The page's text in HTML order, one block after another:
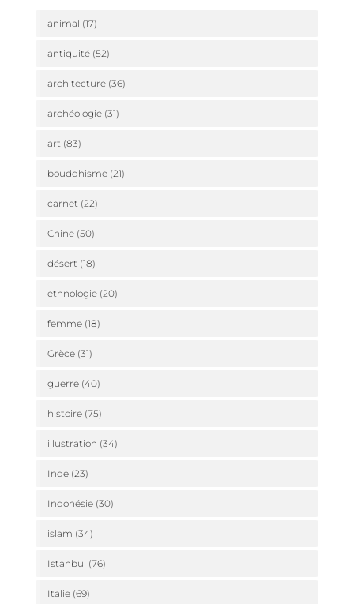
animal (17)
antiquité(52)
architecture(36)
archéologie(31)
art(83)
bouddhisme(21)
carnet(22)
Chine(50)
désert(18)
ethnologie(20)
femme(18)
Grèce(31)
guerre(40)
histoire(75)
illustration (34)
Inde(23)
Indonésie(30)
islam (34)
Istanbul (76)
Italie(69)